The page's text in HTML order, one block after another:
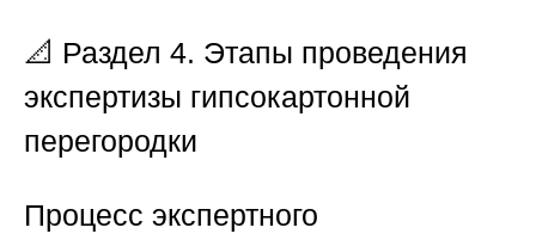
📐 Раздел 4. Этапы проведения
экспертизы гипсокартонной
перегородки
Процесс экспертного